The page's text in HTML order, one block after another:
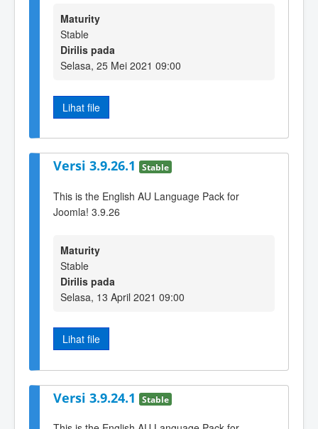
Maturity
Stable
Dirilis pada
Selasa, 25 Mei 2021 09:00
Lihat file
Versi 3.9.26.1 Stable
This is the English AU Language Pack for
Joomla! 3.9.26
Maturity
Stable
Dirilis pada
Selasa, 13 April 2021 09:00
Lihat file
Versi 3.9.24.1 Stable